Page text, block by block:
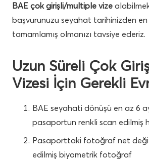
BAE çok girişli/multiple vize
başvurunuzu seyahat tarihinizden
tamamlamış olmanızı tavsiye ederiz.
Uzun Süreli Çok
Vizesi İçin Gerekli
BAE seyahati dönüşü en az 6
pasaportun renkli scan edilmiş
Pasaporttaki fotoğraf net
edilmiş biyometrik fotoğraf